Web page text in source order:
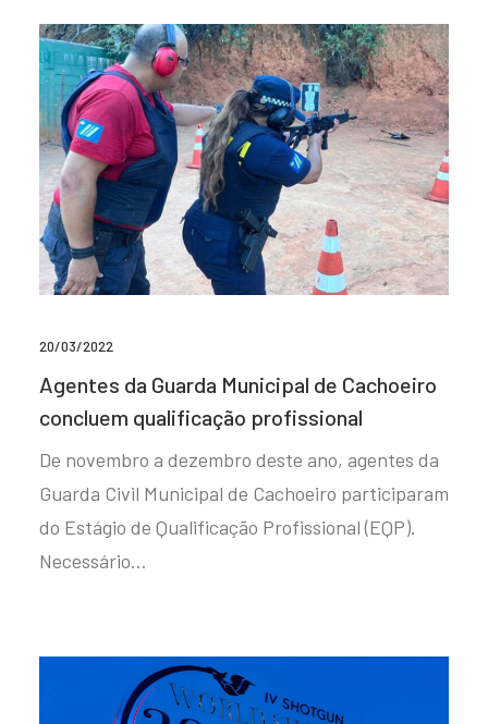
20/03/2022
Agentes da Guarda Municipal de Cachoeiro
concluem qualificação profissional
De novembro a dezembro deste ano, agentes da
Guarda Civil Municipal de Cachoeiro participaram
do Estágio de Qualificação Profissional (EQP).
Necessário…